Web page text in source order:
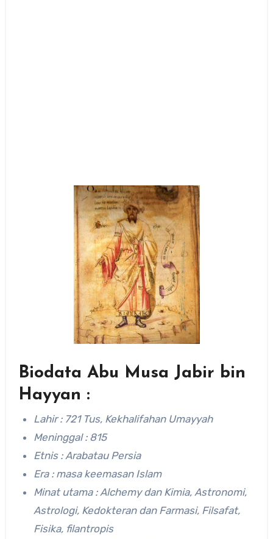
Biodata Abu Musa Jabir bin
Hayyan :
Lahir : 721 Tus, Kekhalifahan Umayyah
Meninggal : 815
Etnis : Arabatau Persia
Era : masa keemasan Islam
Minat utama : Alchemy dan Kimia, Astronomi,
Astrologi, Kedokteran dan Farmasi, Filsafat,
Fisika, filantropis